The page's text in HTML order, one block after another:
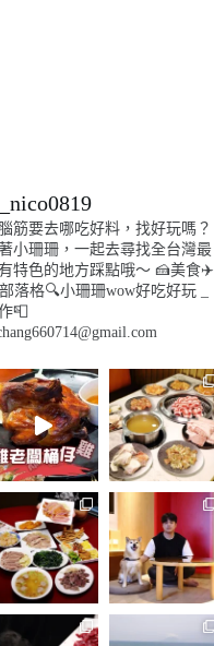
筋要去哪吃好料，找好玩嗎？
小珊珊，一起去尋找全台灣最
特色的地方踩點哦～ 🍰美食✈️
部落格🔍小珊珊wow好吃好玩
📮